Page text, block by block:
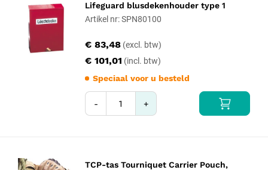
Lifeguard blusdekenhouder type 1
Artikel nr: SPN80100
€ 101,01
€ 83,48
Speciaal voor u besteld
- +
TCP-tas Tourniquet Carrier Pouch,